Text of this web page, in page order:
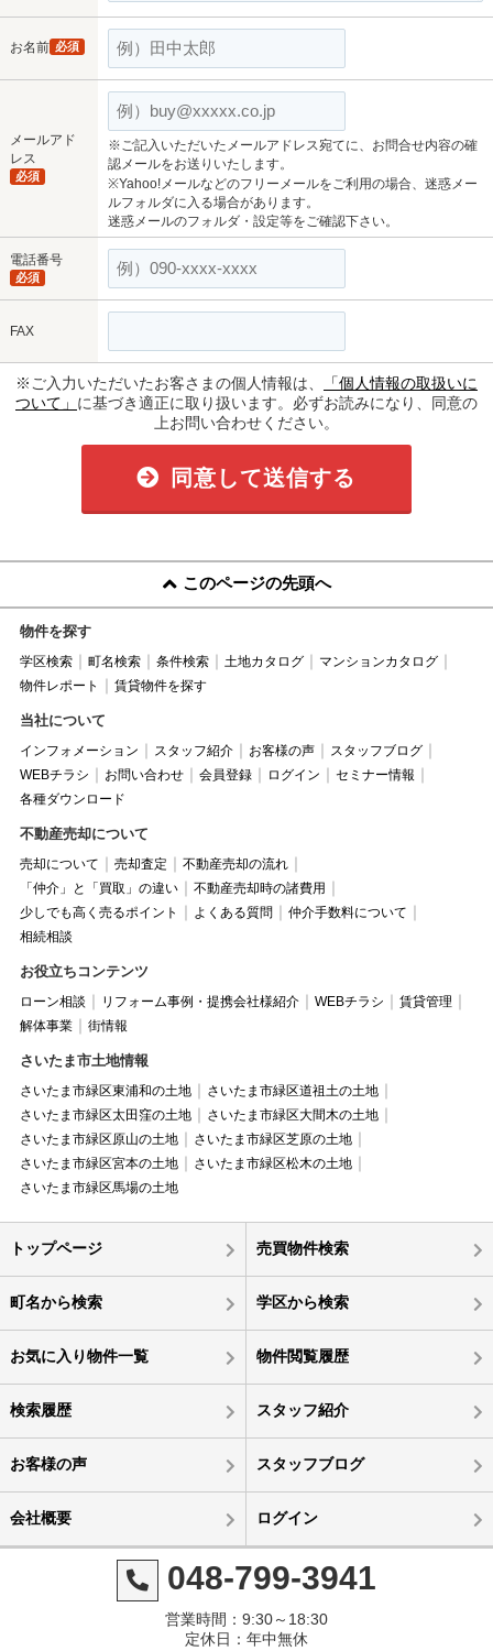
お名前 必須
メールアド
レス
必須
※ご記入いただいたメールアドレス宛てに、お問合せ内容の確
認メールをお送りいたします。
※Yahoo!メールなどのフリーメールをご利用の場合、迷惑メー
ルフォルダに入る場合があります。
迷惑メールのフォルダ・設定等をご確認下さい。
電話番号
必須
FAX
※ご入力いただいたお客さまの個人情報は、
「個人情報の取扱いに
ついて」 に基づき適正に取り扱います。必ずお読みになり、同意の
上お問い合わせください。
同意して送信する
このページの先頭へ
物件を探す
学区検索 町名検索 条件検索 土地カタログ
マンションカタログ
物件レポート
賃貸物件を探す
当社について
インフォメーション スタッフ紹介 お客様の声
スタッフブログ
WEBチラシ
お問い合わせ 会員登録 ログイン
セミナー情報
各種ダウンロード
不動産売却について
売却について 売却査定
不動産売却の流れ
「仲介」と「買取」の違い
不動産売却時の諸費用
少しでも高く売るポイント
よくある質問
仲介手数料について
相続相談
お役立ちコンテンツ
ローン相談 リフォーム事例・提携会社様紹介 WEBチラシ
賃貸管理
解体事業
街情報
さいたま市土地情報
さいたま市緑区東浦和の土地
さいたま市緑区道祖土の土地
さいたま市緑区太田窪の土地
さいたま市緑区大間木の土地
さいたま市緑区原山の土地
さいたま市緑区芝原の土地
さいたま市緑区宮本の土地
さいたま市緑区松木の土地
さいたま市緑区馬場の土地
トップページ 売買物件検索
町名から検索 学区から検索
お気に入り物件一覧 物件閲覧履歴
検索履歴 スタッフ紹介
お客様の声 スタッフブログ
会社概要 ログイン
048-799-3941
営業時間：9:30～18:30
定休日：年中無休